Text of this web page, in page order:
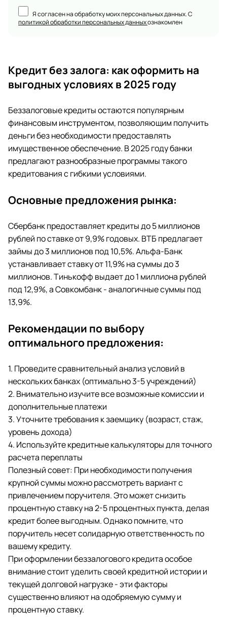
Я согласен на обработку моих персональных данных. С
политикой обработки персональных данныхознакомлен
Кредит без залога: как оформить на
выгодных условиях в 2025 году
Беззалоговые кредиты остаются популярным
финансовым инструментом, позволяющим получить
деньги без необходимости предоставлять
имущественное обеспечение. В 2025 году банки
предлагают разнообразные программы такого
кредитования с гибкими условиями.
Основные предложения рынка:
Сбербанк предоставляет кредиты до 5 миллионов
рублей по ставке от 9,9% годовых. ВТБ предлагает
займы до 3 миллионов под 10,5%. Альфа-Банк
устанавливает ставку от 11,9% на суммы до 3
миллионов. Тинькофф выдает до 1 миллиона рублей
под 12,9%, а Совкомбанк - аналогичные суммы под
13,9%.
Рекомендации по выбору
оптимального предложения:
1. Проведите сравнительный анализ условий в
нескольких банках (оптимально 3-5 учреждений)
2. Внимательно изучите все возможные комиссии и
дополнительные платежи
3. Уточните требования к заемщику (возраст, стаж,
уровень дохода)
4. Используйте кредитные калькуляторы для точного
расчета переплаты
Полезный совет: При необходимости получения
крупной суммы можно рассмотреть вариант с
привлечением поручителя. Это может снизить
процентную ставку на 2-5 процентных пункта, делая
кредит более выгодным. Однако помните, что
поручитель несет солидарную ответственность по
вашему кредиту.
При оформлении беззалогового кредита особое
внимание стоит уделить своей кредитной истории и
текущей долговой нагрузке - эти факторы
существенно влияют на одобряемую сумму и
процентную ставку.